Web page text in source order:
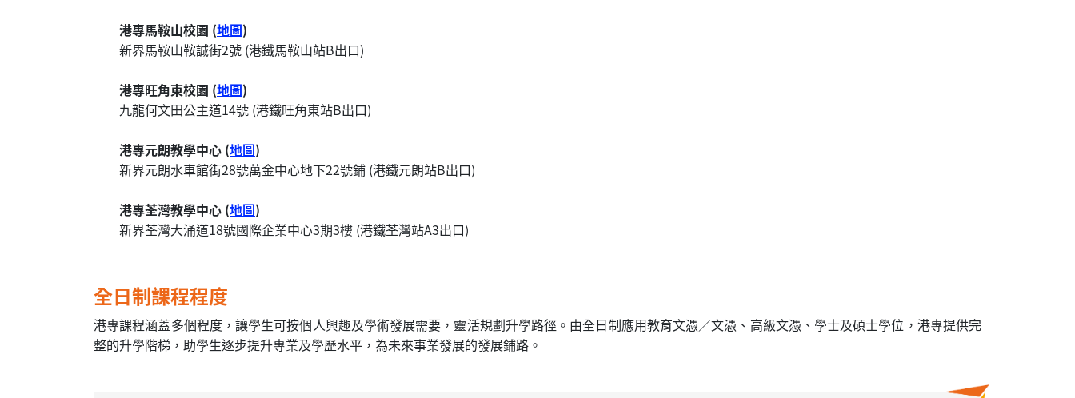
港專馬鞍山校園 (地圖)
新界馬鞍山鞍誠街2號 (港鐵馬鞍山站B出口)
港專旺角東校園 (地圖)
九龍何文田公主道14號 (港鐵旺角東站B出口)
港專元朗教學中心 (地圖)
新界元朗水車館街28號萬金中心地下22號鋪 (港鐵元朗站B出口)
港專荃灣教學中心 (地圖)
新界荃灣大涌道18號國際企業中心3期3樓 (港鐵荃灣站A3出口)
全日制課程程度
港專課程涵蓋多個程度，讓學生可按個人興趣及學術發展需要，靈活規劃升學路徑。由全日制應用教育文憑／文憑、高級文憑、學士及碩士學位，港專提供完
整的升學階梯，助學生逐步提升專業及學歷水平，為未來事業發展的發展鋪路。